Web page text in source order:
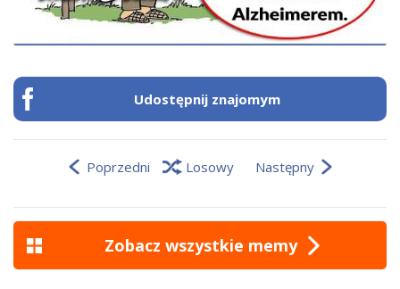
Udostępnij znajomym
Poprzedni Losowy Następny
Zobacz wszystkie memy